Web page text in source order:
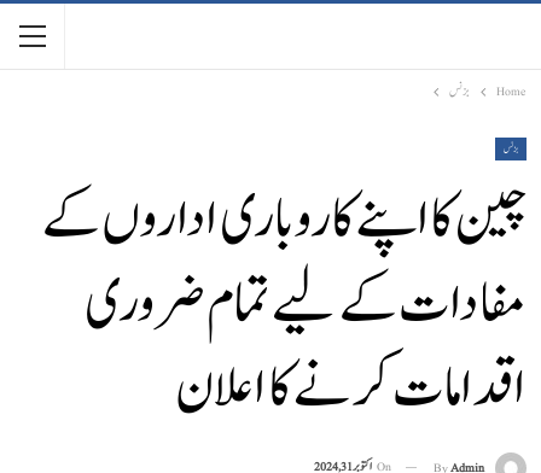
Home بزنس
بزنس
چین کااپنے کاروباری اداروں کے
مفادات کے لیے تمام ضروری
اقدامات کر نے کا اعلان
ByAdmin
On اکتوبر 31, 2024